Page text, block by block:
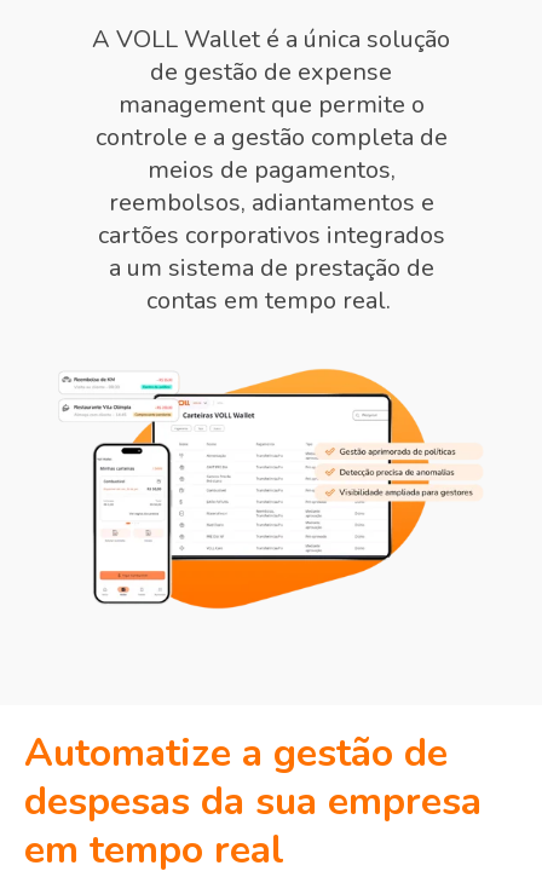
A VOLL Wallet é a única solução
de gestão de expense
management que permite o
controle e a gestão completa de
meios de pagamentos,
reembolsos, adiantamentos e
cartões corporativos integrados
a um sistema de prestação de
contas em tempo real.
Automatize a gestão de
despesas da sua empresa
em tempo real